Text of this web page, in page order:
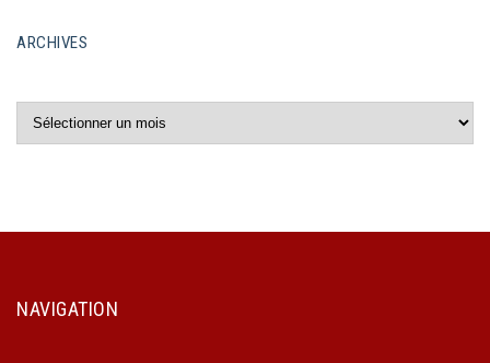
ARCHIVES
Archives
NAVIGATION